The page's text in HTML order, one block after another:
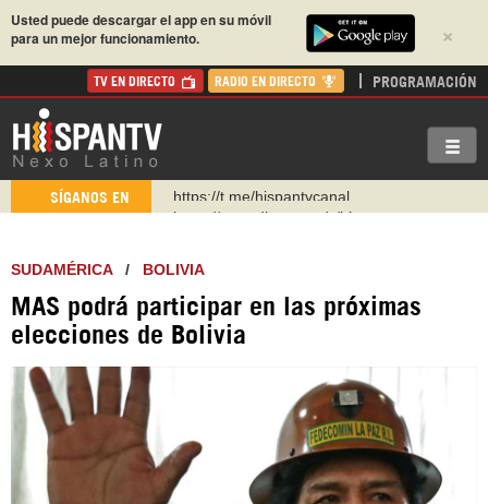
×
Usted puede descargar el app en su móvil
para un mejor funcionamiento.
TV EN DIRECTO RADIO EN DIRECTO PROGRAMACIÓN
SÍGANOS EN
https://urmedium.com/c/hispantv
Instagram como: hispan_tv
https://www.facebook.com/Nexolatino.Canal
https://www.youtube.com/@nexo_latino
https://t.me/hispantvcanal
SUDAMÉRICA/ BOLIVIA
MAS podrá participar en las próximas
elecciones de Bolivia